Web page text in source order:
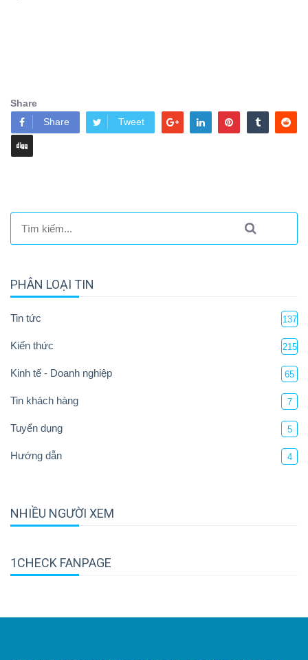
Share
Share
Tweet
PHÂN LOẠI TIN
Tin tức 137
Kiến thức 215
Kinh tế - Doanh nghiệp 65
Tin khách hàng 7
Tuyển dụng 5
Hướng dẫn 4
NHIỀU NGƯỜI XEM
1CHECK FANPAGE